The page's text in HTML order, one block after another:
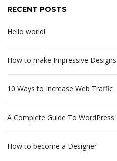
RECENT POSTS
Hello world!
How to make Impressive Designs
10 Ways to Increase Web Traffic
A Complete Guide To WordPress
How to become a Designer